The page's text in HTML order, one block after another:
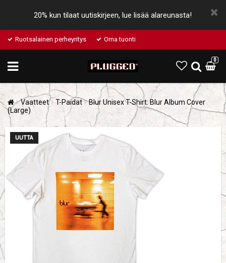
20% kun tilaat uutiskirjeen, lue lisää alareunasta!
Ruotsalainen perheyritys Oma tuonti
0
Vaatteet T-Paidat
Blur Unisex T-Shirt: Blur Album Cover
(Large)
UUTTA